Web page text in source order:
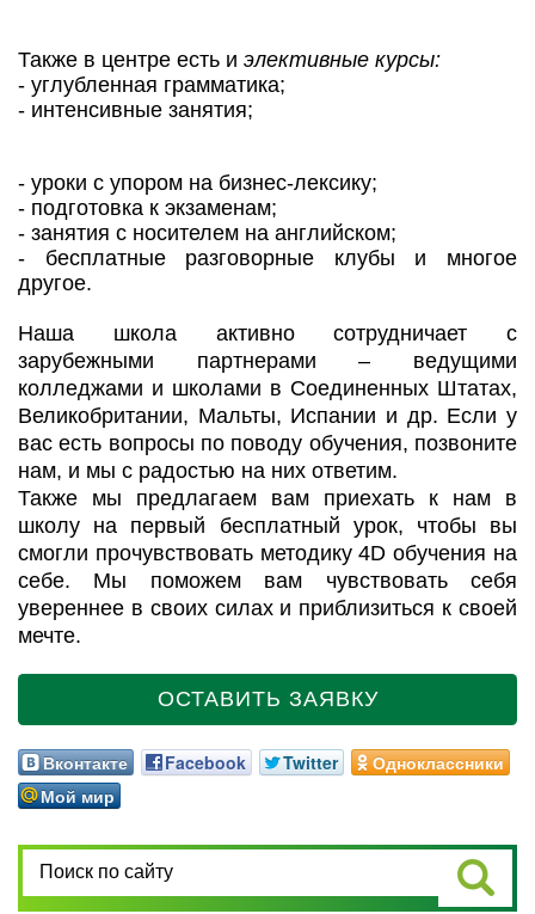
Также в центре есть и элективные курсы:
- углубленная грамматика;
- интенсивные занятия;
- уроки с упором на бизнес-лексику;
- подготовка к экзаменам;
- занятия с носителем на английском;
- бесплатные разговорные клубы и многое
другое.
Наша школа активно сотрудничает с
зарубежными партнерами – ведущими
колледжами и школами в Соединенных Штатах,
Великобритании, Мальты, Испании и др. Если у
вас есть вопросы по поводу обучения, позвоните
нам, и мы с радостью на них ответим.
Также мы предлагаем вам приехать к нам в
школу на первый бесплатный урок, чтобы вы
смогли прочувствовать методику 4D обучения на
себе. Мы поможем вам чувствовать себя
увереннее в своих силах и приблизиться к своей
мечте.
ОСТАВИТЬ ЗАЯВКУ
Вконтакте Facebook Twitter
Одноклассники
Мой мир